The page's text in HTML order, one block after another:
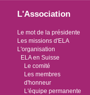
L'Association
Le mot de la présidente
Les missions d'ELA
L'organisation
ELA en Suisse
Le comité
Les membres
d'honneur
L'équipe permanente